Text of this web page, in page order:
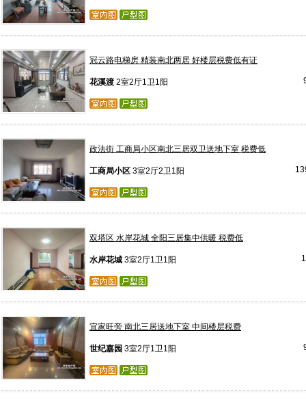
冠云路电梯房 精装南北两居 好楼层税费低有证
花溪渡 2室2厅1卫1阳
政法街 工商局小区南北三居双卫送地下室 税费低
工商局小区 3室2厅2卫1阳
双塔区 水岸花城 全阳三居集中供暖 税费低
水岸花城 3室2厅1卫1阳
宜家旺旁 南北三居送地下室 中间楼层税费
世纪嘉园 3室2厅1卫1阳